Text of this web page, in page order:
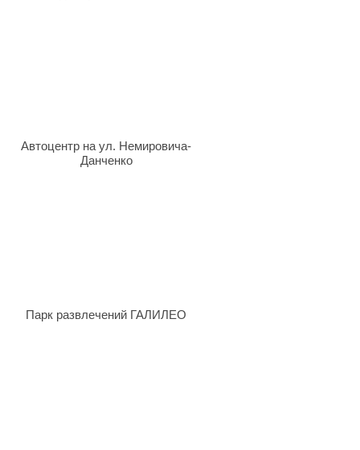
Автоцентр на ул. Немировича-
Данченко
Парк развлечений ГАЛИЛЕО